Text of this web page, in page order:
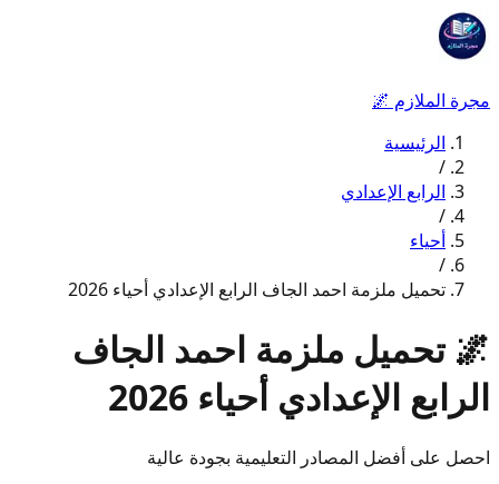
مجرة الملازم 🌌
الرئيسية
/
الرابع الإعدادي
/
أحياء
/
تحميل ملزمة احمد الجاف الرابع الإعدادي أحياء 2026
🌌 تحميل ملزمة احمد الجاف
الرابع الإعدادي أحياء 2026
احصل على أفضل المصادر التعليمية بجودة عالية